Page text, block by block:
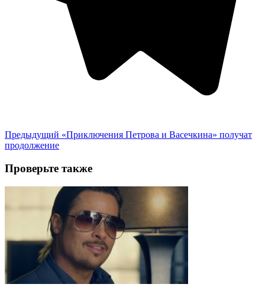
Предыдущий «Приключения Петрова и Васечкина» получат
продолжение
Проверьте также